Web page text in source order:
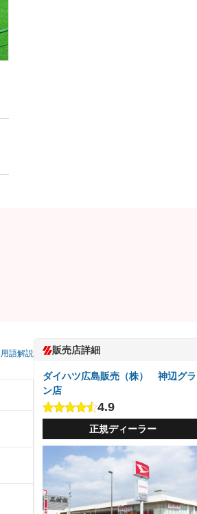
用語解説 販売店詳細
ダイハツ広島販売（株） 神辺グラ
ン店
4.9
正規ディーラー